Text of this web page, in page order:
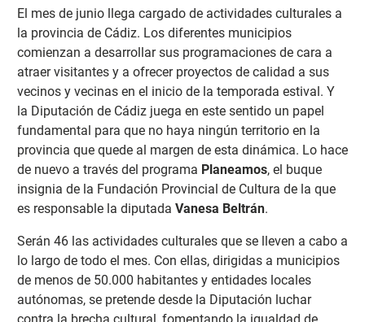
El mes de junio llega cargado de actividades culturales a
la provincia de Cádiz. Los diferentes municipios
comienzan a desarrollar sus programaciones de cara a
atraer visitantes y a ofrecer proyectos de calidad a sus
vecinos y vecinas en el inicio de la temporada estival. Y
la Diputación de Cádiz juega en este sentido un papel
fundamental para que no haya ningún territorio en la
provincia que quede al margen de esta dinámica. Lo hace
de nuevo a través del programa Planeamos, el buque
insignia de la Fundación Provincial de Cultura de la que
es responsable la diputada Vanesa Beltrán.
Serán 46 las actividades culturales que se lleven a cabo a
lo largo de todo el mes. Con ellas, dirigidas a municipios
de menos de 50.000 habitantes y entidades locales
autónomas, se pretende desde la Diputación luchar